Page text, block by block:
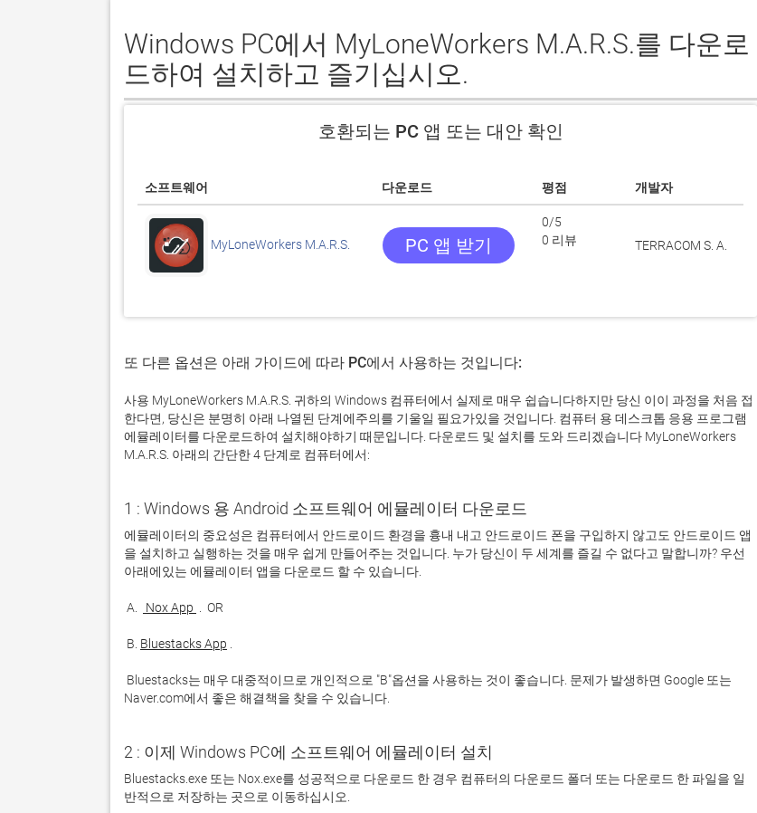
Windows PC에서 MyLoneWorkers M.A.R.S.를 다운로
드하여 설치하고 즐기십시오.
호환되는 PC 앱 또는 대안 확인
소프트웨어 다운로드 평점 개발자
MyLoneWorkers M.A.R.S. PC 앱 받기
0/5
0 리뷰
TERRACOM S. A.
또 다른 옵션은 아래 가이드에 따라 PC에서 사용하는 것입니다:
사용 MyLoneWorkers M.A.R.S. 귀하의 Windows 컴퓨터에서 실제로 매우 쉽습니다하지만 당신 이이 과정을 처음 접
한다면, 당신은 분명히 아래 나열된 단계에주의를 기울일 필요가있을 것입니다. 컴퓨터 용 데스크톱 응용 프로그램
에뮬레이터를 다운로드하여 설치해야하기 때문입니다. 다운로드 및 설치를 도와 드리겠습니다 MyLoneWorkers
M.A.R.S. 아래의 간단한 4 단계로 컴퓨터에서:
1 : Windows 용 Android 소프트웨어 에뮬레이터 다운로드
에뮬레이터의 중요성은 컴퓨터에서 안드로이드 환경을 흉내 내고 안드로이드 폰을 구입하지 않고도 안드로이드 앱
을 설치하고 실행하는 것을 매우 쉽게 만들어주는 것입니다. 누가 당신이 두 세계를 즐길 수 없다고 말합니까? 우선
A. Nox App
B. Bluestacks App
Naver.com에서 좋은 해결책을 찾을 수 있습니다.
2 : 이제 Windows PC에 소프트웨어 에뮬레이터 설치
Bluestacks.exe 또는 Nox.exe를 성공적으로 다운로드 한 경우 컴퓨터의 다운로드 폴더 또는 다운로드 한 파일을 일